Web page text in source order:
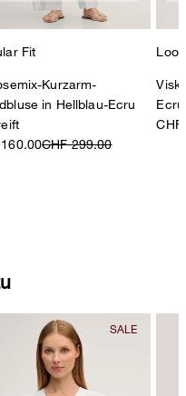
Fit
Kurzarm-
in Hellblau-Ecru
CHF 299.00